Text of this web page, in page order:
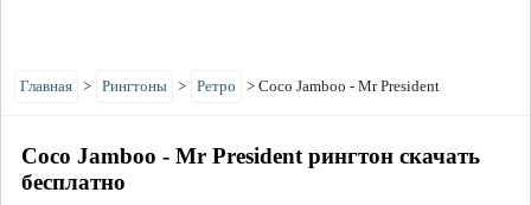
Главная > Рингтоны > Ретро > Coco Jamboo - Mr President
Coco Jamboo - Mr President рингтон скачать
бесплатно